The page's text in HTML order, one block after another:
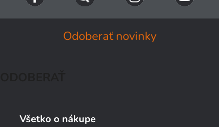
Odoberať novinky
Všetko o nákupe